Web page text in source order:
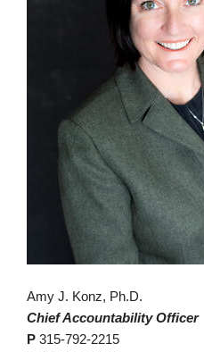
Amy J. Konz, Ph.D.
Chief Accountability Officer
P 315-792-2215